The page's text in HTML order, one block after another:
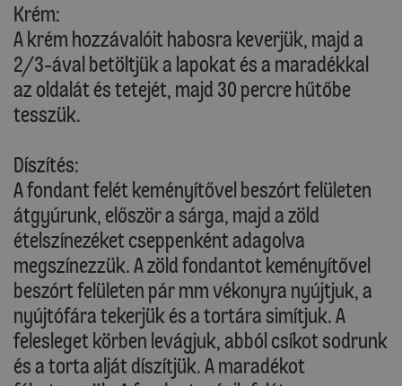
Krém:
A krém hozzávalóit habosra keverjük, majd a
2/3-ával betöltjük a lapokat és a maradékkal
az oldalát és tetejét, majd 30 percre hűtőbe
tesszük.
Díszítés:
A fondant felét keményítővel beszórt felületen
átgyúrunk, először a sárga, majd a zöld
ételszínezéket cseppenként adagolva
megszínezzük. A zöld fondantot keményítővel
beszórt felületen pár mm vékonyra nyújtjuk, a
nyújtófára tekerjük és a tortára simítjuk. A
felesleget körben levágjuk, abból csíkot sodrunk
és a torta alját díszítjük. A maradékot